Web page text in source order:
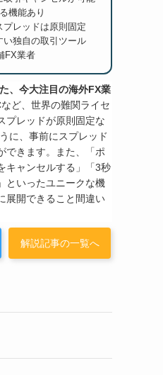
機能あり
レッドは原則固定
い独自の取引ツール
FX業者
、今大注目の海外FX業
ど、世界の難関ライセ
プレッドが原則固定な
に、事前にスプレッド
できます。また、「ポ
キャンセルする」「3秒
といったユニークな機
展開できること間違い
解説記事の一覧へ